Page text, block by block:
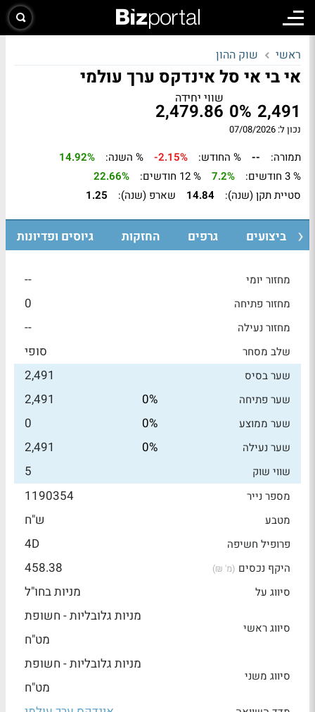
ראשי שוק ההון
אי בי אי סל אינדקס ערך עולמי
2,491
0%
שווי יחידה
2,479.86
נכון ל: 07/08/2026
תמורה: -- % החודש: -2.15% % השנה:
14.92%
% 3 חודשים:
7.2% % 12 חודשים:
22.66%
סטיית תקן (שנה):
14.84 שארפ (שנה): 1.25
ביצועים גרפים החזקות גיוסים ופדיונות
מחזור יומי --
מחזור פתיחה 0
מחזור נעילה --
שלב מסחר סופי
שער בסיס 2,491
שער פתיחה 0%
2,491
שער ממוצע 0%
0
שער נעילה 0%
2,491
שווי שוק 5
מספר נייר 1190354
מטבע ש"ח
פרופיל חשיפה 4D
היקף נכסים (מ' ₪) 458.38
סיווג על מניות בחו"ל
סיווג ראשי
מניות גלובליות - חשופת
מט"ח
סיווג משני
מניות גלובליות - חשופת
מט"ח